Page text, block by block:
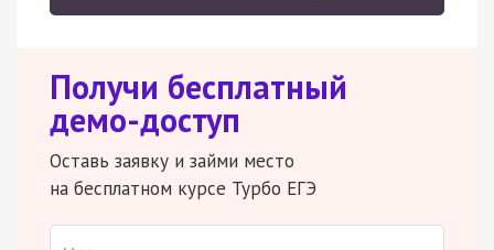
Получи бесплатный
демо-доступ
Оставь заявку и займи место
на бесплатном курсе Турбо ЕГЭ